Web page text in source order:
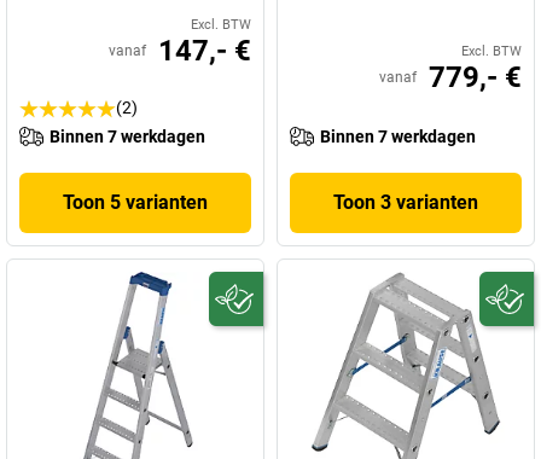
Excl. BTW
vanaf 147,- €
(2)
Binnen 7 werkdagen
Toon 5 varianten
Excl. BTW
vanaf 779,- €
Binnen 7 werkdagen
Toon 3 varianten